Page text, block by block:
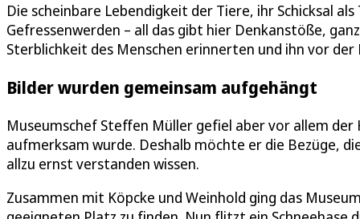
Die scheinbare Lebendigkeit der Tiere, ihr Schicksal
Gefressenwerden – all das gibt hier Denkanstöße,
Sterblichkeit des Menschen erinnerten und ihn vor
Bilder wurden gemeinsam aufgehängt
Museumschef Steffen Müller gefiel aber vor allem
aufmerksam wurde. Deshalb möchte er die Bezüge,
allzu ernst verstanden wissen.
Zusammen mit Köpcke und Weinhold ging das